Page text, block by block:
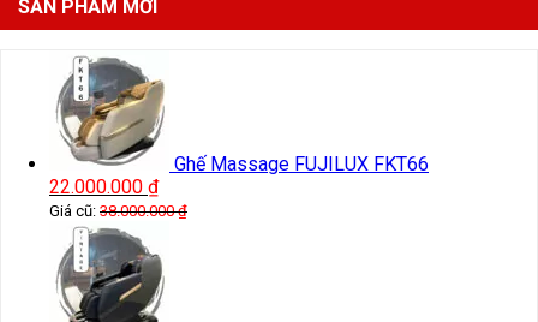
SẢN PHẨM MỚI
Ghế Massage FUJILUX FKT66
22.000.000 ₫
Giá cũ: 38.000.000₫